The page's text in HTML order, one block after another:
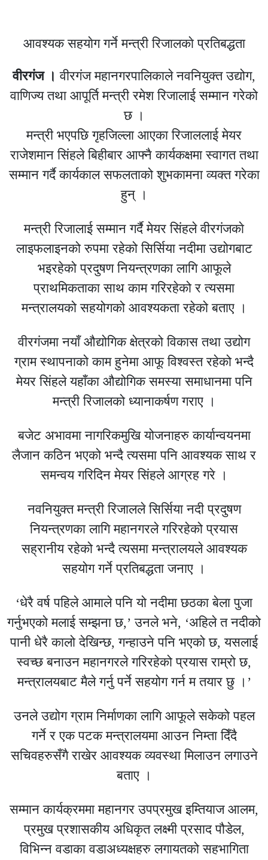
आवश्यक सहयाेग गर्ने मन्त्री रिजालकाे प्रतिबद्धता
वीरगंज । वीरगंज महानगरपालिकाले नवनियुक्त उद्योग,
वाणिज्य तथा आपूर्ति मन्त्री रमेश रिजालाई सम्मान गरेको
छ ।
मन्त्री भएपछि गृहजिल्ला आएका रिजाललाई मेयर
राजेशमान सिंहले बिहीबार आफ्नै कार्यकक्षमा स्वागत तथा
सम्मान गर्दै कार्यकाल सफलताको शुभकामना व्यक्त गरेका
हुन् ।
मन्त्री रिजालाई सम्मान गर्दै मेयर सिंहले वीरगंजकाे
लाइफलाइनको रुपमा रहेको सिर्सिया नदीमा उद्योगबाट
भइरहेको प्रदुषण नियन्त्रणका लागि आफूले
प्राथमिकताका साथ काम गरिरहेको र त्यसमा
मन्त्रालयको सहयोगको आवश्यकता रहेको बताए ।
वीरगंजमा नयाँ औद्योगिक क्षेत्रको विकास तथा उद्योग
ग्राम स्थापनाको काम हुनेमा आफू विश्वस्त रहेको भन्दै
मेयर सिंहले यहाँका औद्योगिक समस्या समाधानमा पनि
मन्त्री रिजालको ध्यानाकर्षण गराए ।
बजेट अभावमा नागरिकमुखि योजनाहरु कार्यान्वयनमा
लैजान कठिन भएको भन्दै त्यसमा पनि आवश्यक साथ र
समन्वय गरिदिन मेयर सिंहले आग्रह गरे ।
नवनियुक्त मन्त्री रिजालले सिर्सिया नदी प्रदुषण
नियन्त्रणका लागि महानगरले गरिरहेको प्रयास
सह्रानीय रहेको भन्दै त्यसमा मन्त्रालयले आवश्यक
सहयोग गर्ने प्रतिबद्धता जनाए ।
‘धेरै वर्ष पहिले आमाले पनि यो नदीमा छठका बेला पुजा
गर्नुभएको मलाई सम्झना छ,’ उनले भने, ‘अहिले त नदीको
पानी धेरै कालो देखिन्छ, गन्हाउने पनि भएको छ, यसलाई
स्वच्छ बनाउन महानगरले गरिरहेको प्रयास राम्रो छ,
मन्त्रालयबाट मैले गर्नु पर्ने सहयोग गर्न म तयार छु ।’
उनले उद्योग ग्राम निर्माणका लागि आफूले सकेको पहल
गर्ने र एक पटक मन्त्रालयमा आउन निम्ता दिँदै
सचिवहरुसँगै राखेर आवश्यक व्यवस्था मिलाउन लगाउने
बताए ।
सम्मान कार्यक्रममा महानगर उपप्रमुख इम्तियाज आलम,
प्रमुख प्रशासकीय अधिकृत लक्ष्मी प्रसाद पौडेल,
विभिन्न वडाका वडाअध्यक्षहरु लगायतको सहभागिता